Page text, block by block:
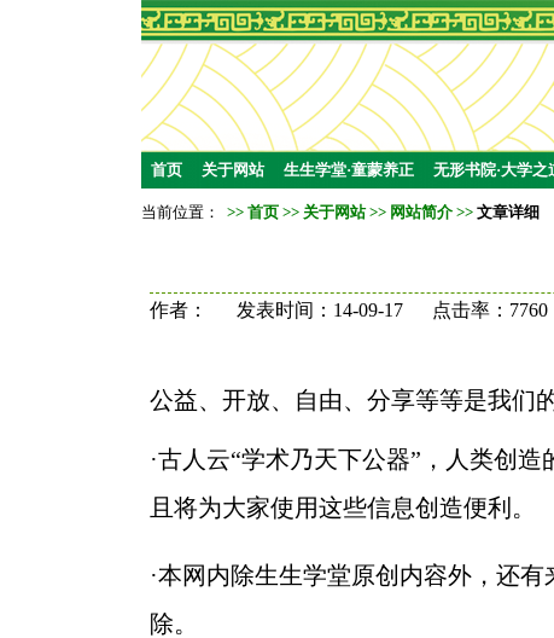
首页 关于网站 生生学堂·童蒙养正 无形书院·大学之
当前位置： >> 首页 >> 关于网站>> 网站简介 >> 文章详细
作者： 发表时间：14-09-17 点击率：7760
公益、开放、自由、分享等等是我们
·古人云“学术乃天下公器”，人类创
且将为大家使用这些信息创造便利。
·本网内除生生学堂原创内容外，还
除。